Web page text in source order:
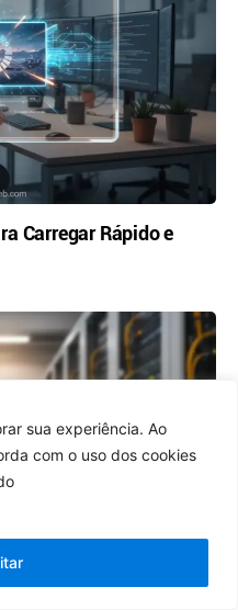
sua experiência. Ao
com o uso dos cookies
Carregar Rápido e